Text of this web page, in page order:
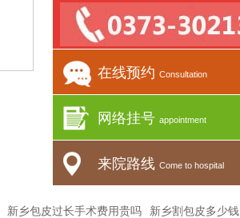
在线预约 Consultation
网络挂号 appointment
来院路线 Come to hospital
新乡包皮过长手术费用贵吗
新乡割包皮多少钱